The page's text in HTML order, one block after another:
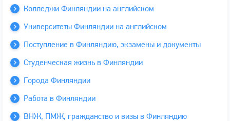
Колледжи Финляндии на английском
Университеты Финляндии на английском
Поступление в Финляндию, экзамены и документы
Студенческая жизнь в Финляндии
Города Финляндии
Работа в Финляндии
ВНЖ, ПМЖ, гражданство и визы в Финляндию